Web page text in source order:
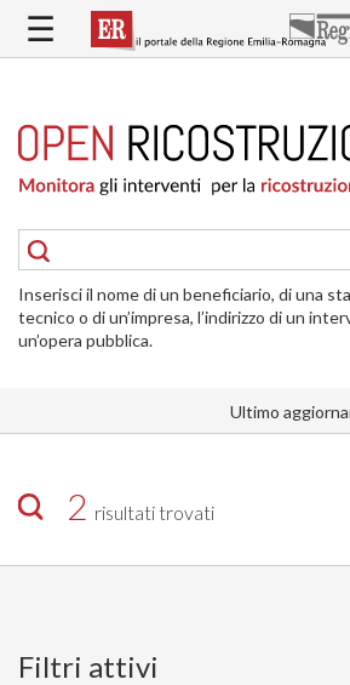
contenuto
RICOSTRUZIONE
PUBBLICA
DELLE
ABITAZIONI
RICOSTRUZIONE
ATTIVITÀ
INTERVENTI
SI
☰
Inserisci il nome di un beneficiario, di una
tecnico o di un’impresa, l’indirizzo di un
un’opera pubblica.
Ultimo
2 risultati trovati
Filtri attivi